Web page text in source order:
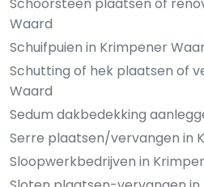
Waard
Schuifpuien in Krimpener
Schutting of hek plaatsen of
Waard
Sedum dakbedekking
Serre plaatsen/vervangen in
Sloopwerkbedrijven in